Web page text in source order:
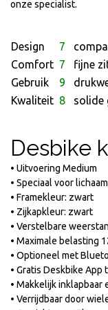
onze specialist.
Design 7
Comfort 7
fijne
Gebruik
9
Kwaliteit 8 solide
Desbike
• Uitvoering Medium
• Speciaal voor
• Framekleur: zwart
• Zijkapkleur: zwart
• Verstelbare
• Maximale belasting
• Optioneel met
• Gratis Deskbike App
• Makkelijk inklapbaar
• Verrijdbaar door